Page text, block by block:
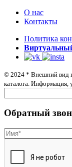
О нас
Контакты
Политика
© 2024 * Внешний вид
каталога. Информация,
Обратный